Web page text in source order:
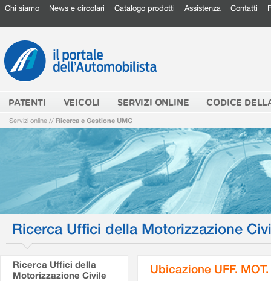
Chi siamo News e circolari Catalogo prodotti Assistenza Contatti
PATENTI VEICOLI SERVIZI ONLINE CODICE
Servizi online // Ricerca e Gestione UMC
Ricerca Uffici della Motorizzazione
Ricerca Uffici della
Motorizzazione Civile
Ubicazione UFF.